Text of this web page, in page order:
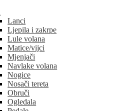
Lanci
Ljepila i zakrpe
Lule volana
Matice/vijci
Mjenjači
Navlake volana
Nogice
Nosači tereta
Obruči
Ogledala